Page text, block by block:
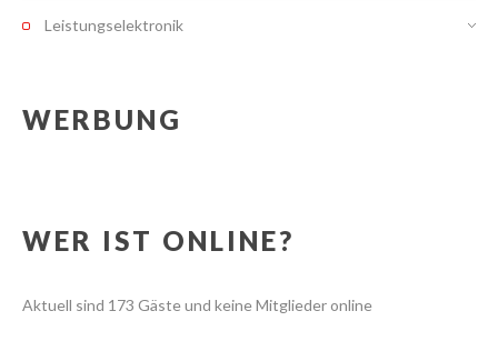
Leistungselektronik
WERBUNG
WER IST ONLINE?
Aktuell sind 173 Gäste und keine Mitglieder online